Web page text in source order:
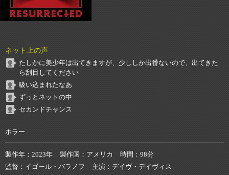
ネット上の声
たしかに美少年は出てきますが、少ししか出番ないので、出てきた
ら刮目してください
吸い込まれたなあ
ずっとネットの中
セカンドチャンス
ホラー
製作年 2023年 製作国 アメリカ 時間
98分
監督
イゴール・バラノフ 主演 デイヴ・デイヴィス